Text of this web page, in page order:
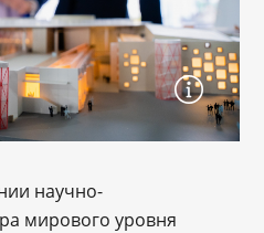
научно-
мирового уровня